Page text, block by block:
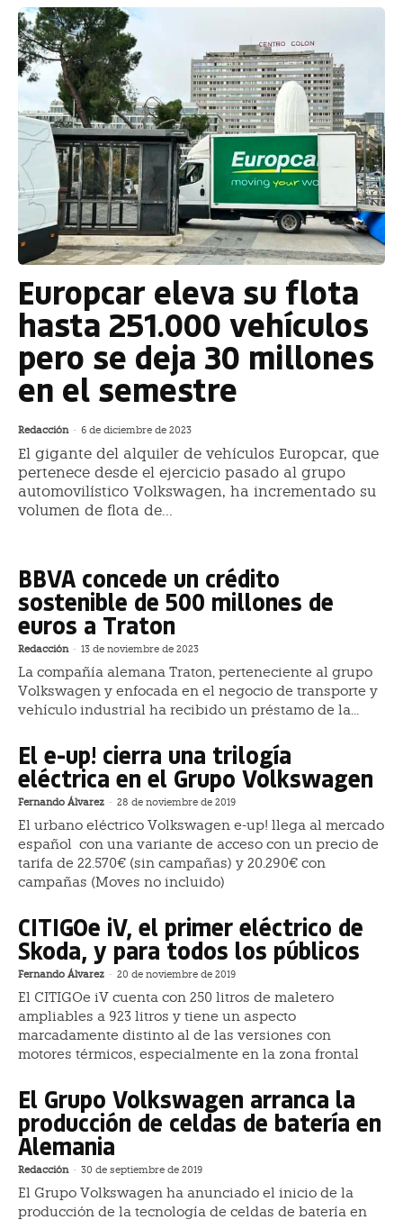
Europcar eleva su flota
hasta 251.000 vehículos
pero se deja 30 millones
en el semestre
Redacción - 6 de diciembre de 2023
El gigante del alquiler de vehículos Europcar, que
pertenece desde el ejercicio pasado al grupo
automovilístico Volkswagen, ha incrementado su
volumen de flota de...
BBVA concede un crédito
sostenible de 500 millones de
euros a Traton
Redacción - 13 de noviembre de 2023
La compañía alemana Traton, perteneciente al grupo
Volkswagen y enfocada en el negocio de transporte y
vehículo industrial ha recibido un préstamo de la...
El e-up! cierra una trilogía
eléctrica en el Grupo Volkswagen
Fernando Álvarez - 28 de noviembre de 2019
El urbano eléctrico Volkswagen e-up! llega al mercado
español con una variante de acceso con un precio de
tarifa de 22.570€ (sin campañas) y 20.290€ con
campañas (Moves no incluido)
CITIGOe iV, el primer eléctrico de
Skoda, y para todos los públicos
Fernando Álvarez - 20 de noviembre de 2019
El CITIGOe iV cuenta con 250 litros de maletero
ampliables a 923 litros y tiene un aspecto
marcadamente distinto al de las versiones con
motores térmicos, especialmente en la zona frontal
El Grupo Volkswagen arranca la
producción de celdas de batería en
Alemania
Redacción - 30 de septiembre de 2019
El Grupo Volkswagen ha anunciado el inicio de la
producción de la tecnología de celdas de batería en